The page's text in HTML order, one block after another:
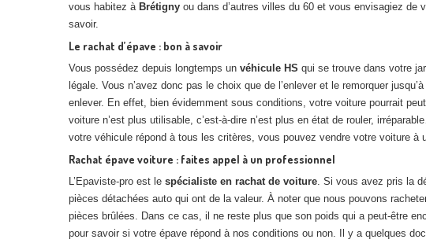
vous habitez à Brétigny ou dans d’autres villes du 60 et vous envisagiez
savoir.
Le rachat d’épave : bon à savoir
Vous possédez depuis longtemps un véhicule HS qui se trouve dans votre
légale. Vous n’avez donc pas le choix que de l’enlever et le remorquer
enlever. En effet, bien évidemment sous conditions, votre voiture pourrait
voiture n’est plus utilisable, c’est-à-dire n’est plus en état de rouler,
votre véhicule répond à tous les critères, vous pouvez vendre votre voiture à
Rachat épave voiture : faites appel à un professionnel
L’Epaviste-pro est le spécialiste en rachat de voiture. Si vous avez pris la
pièces détachées auto qui ont de la valeur. À noter que nous pouvons
pièces brûlées. Dans ce cas, il ne reste plus que son poids qui a peut-être
pour savoir si votre épave répond à nos conditions ou non. Il y a quelques